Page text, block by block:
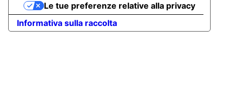
Informativa sulla raccolta
Le tue preferenze relative alla privacy